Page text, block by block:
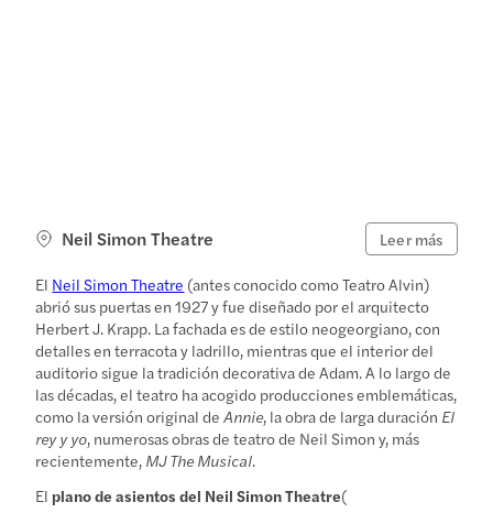
Neil Simon Theatre Leer más
El Neil Simon Theatre (antes conocido como Teatro Alvin)
abrió sus puertas en 1927 y fue diseñado por el arquitecto
Herbert J. Krapp. La fachada es de estilo neogeorgiano, con
detalles en terracota y ladrillo, mientras que el interior del
auditorio sigue la tradición decorativa de Adam. A lo largo de
las décadas, el teatro ha acogido producciones emblemáticas,
como la versión original deAnnie, la obra de larga duración El
rey y yo, numerosas obras de teatro de Neil Simon y, más
recientemente, MJ The Musical.
El plano de asientos del Neil Simon Theatre(